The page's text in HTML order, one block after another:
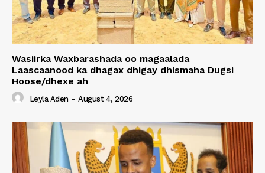
Wasiirka Waxbarashada oo magaalada
Laascaanood ka dhagax dhigay dhismaha Dugsi
Hoose/dhexe ah
Leyla Aden - August 4, 2026